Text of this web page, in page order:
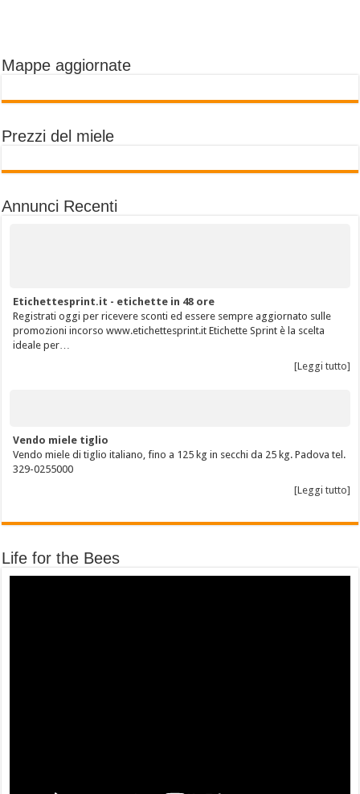
Mappe aggiornate
Prezzi del miele
Annunci Recenti
Etichettesprint.it - etichette in 48 ore
Registrati oggi per ricevere sconti ed essere sempre aggiornato sulle
promozioni incorso www.etichettesprint.it Etichette Sprint è la scelta
ideale per…
[Leggi tutto]
Vendo miele tiglio
Vendo miele di tiglio italiano, fino a 125 kg in secchi da 25 kg. Padova tel.
329-0255000
[Leggi tutto]
Life for the Bees